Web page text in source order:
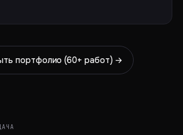
портфолио (60+ работ) →